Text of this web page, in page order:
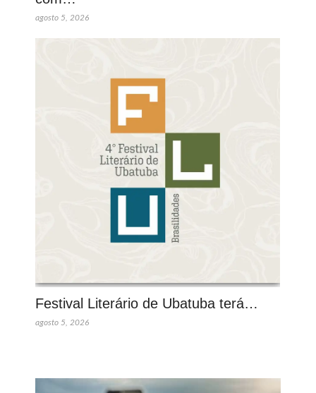
agosto 5, 2026
Festival Literário de Ubatuba terá…
agosto 5, 2026